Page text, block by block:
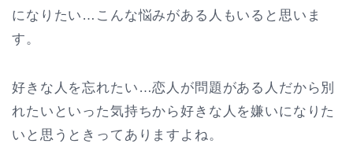
になりたい…こんな悩みがある人もいると思いま
す。
好きな人を忘れたい…恋人が問題がある人だから別
れたいといった気持ちから好きな人を嫌いになりた
いと思うときってありますよね。